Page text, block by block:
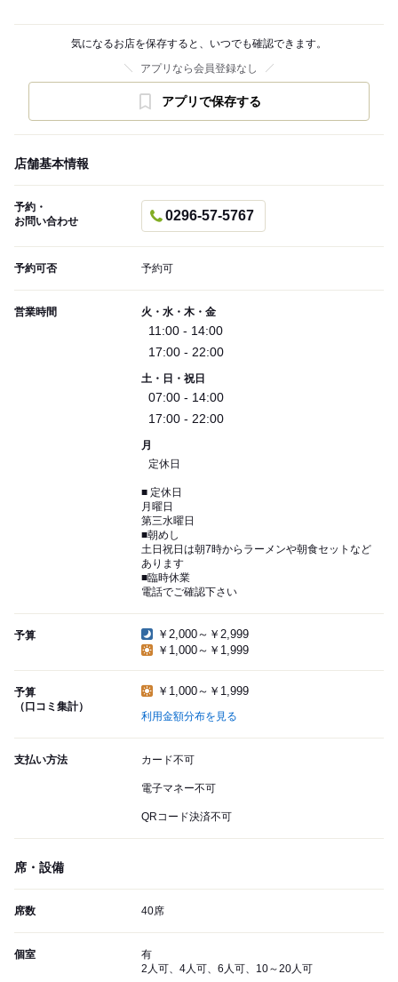
気になるお店を保存すると、いつでも確認できます。
アプリなら会員登録なし
アプリで保存する
店舗基本情報
予約・
お問い合わせ
0296-57-5767
予約可否 予約可
営業時間 火・水・木・金
11:00 - 14:00
17:00 - 22:00
土・日・祝日
07:00 - 14:00
17:00 - 22:00
月
定休日
■ 定休日
月曜日
第三水曜日
■朝めし
土日祝日は朝7時からラーメンや朝食セットなど
あります
■臨時休業
電話でご確認下さい
予算
￥2,000～￥2,999
￥1,000～￥1,999
予算
（口コミ集計）
￥1,000～￥1,999
利用金額分布を見る
支払い方法 カード不可
電子マネー不可
QRコード決済不可
席・設備
席数 40席
個室
有
2人可、4人可、6人可、10～20人可